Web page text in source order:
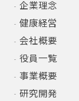
企業理念
健康経営
会社概要
役員一覧
事業概要
研究開発